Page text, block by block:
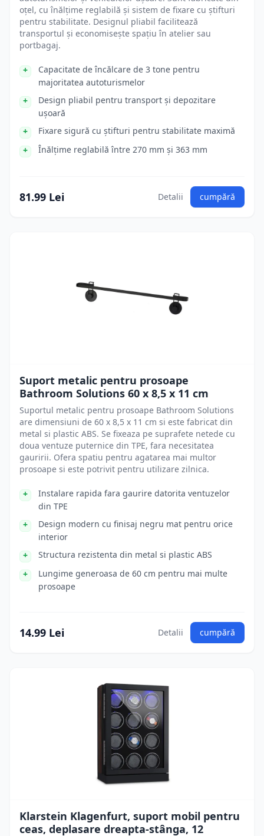
oțel, cu înălțime reglabilă și sistem de fixare cu știfturi
pentru stabilitate. Designul pliabil facilitează
transportul și economisește spațiu în atelier sau
portbagaj.
Capacitate de încălcare de 3 tone pentru
majoritatea autoturismelor
Design pliabil pentru transport și depozitare
ușoară
Fixare sigură cu știfturi pentru stabilitate maximă
Înălțime reglabilă între 270 mm și 363 mm
81.99 Lei Detalii cumpără
Suport metalic pentru prosoape
Bathroom Solutions 60 x 8,5 x 11 cm
Suportul metalic pentru prosoape Bathroom Solutions
are dimensiuni de 60 x 8,5 x 11 cm si este fabricat din
metal si plastic ABS. Se fixeaza pe suprafete netede cu
doua ventuze puternice din TPE, fara necesitatea
gauririi. Ofera spatiu pentru agatarea mai multor
prosoape si este potrivit pentru utilizare zilnica.
Instalare rapida fara gaurire datorita ventuzelor
din TPE
Design modern cu finisaj negru mat pentru orice
interior
Structura rezistenta din metal si plastic ABS
Lungime generoasa de 60 cm pentru mai multe
prosoape
14.99 Lei Detalii cumpără
Klarstein Klagenfurt, suport mobil pentru
ceas, deplasare dreapta-stânga, 12